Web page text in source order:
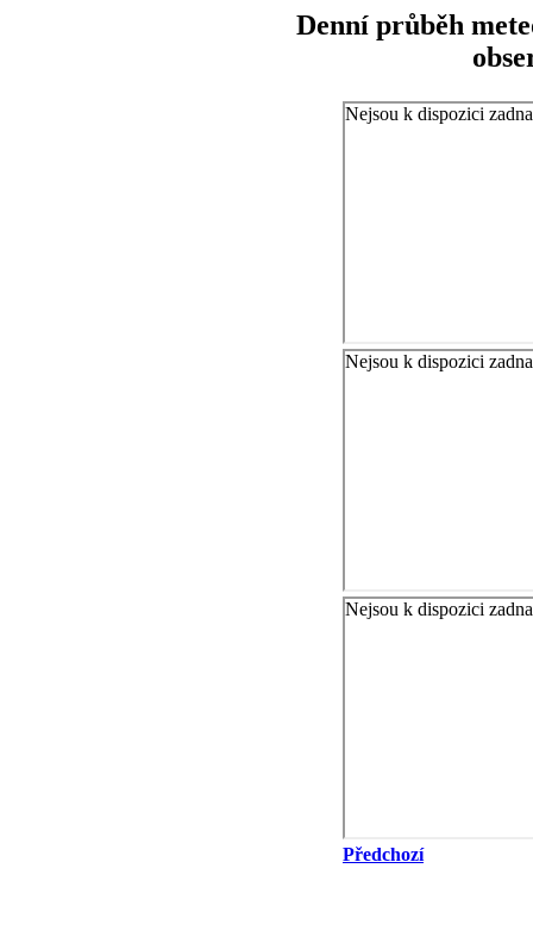
Denní průběh
Předchozí